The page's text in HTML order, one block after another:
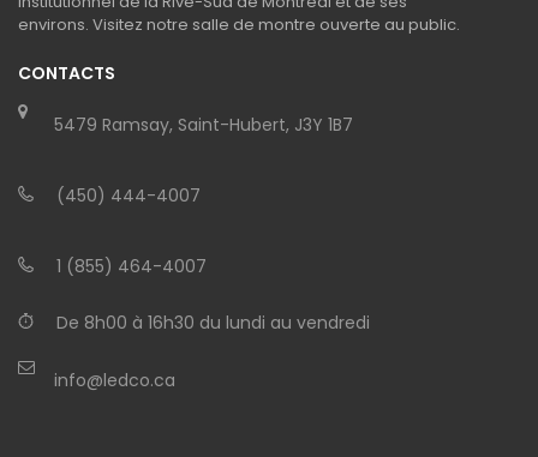
environs. Visitez notre salle de montre ouverte au public.
CONTACTS
5479 Ramsay, Saint-Hubert, J3Y 1B7
(450) 444-4007
1 (855) 464-4007
De 8h00 à 16h30 du lundi au vendredi
info@ledco.ca